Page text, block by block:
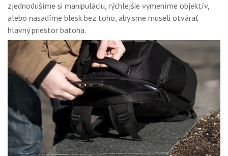
zjednodušíme si manipuláciu, rýchlejšie vymeníme objektív,
alebo nasadíme blesk bez toho, aby sme museli otvárať
hlavný priestor batoha.